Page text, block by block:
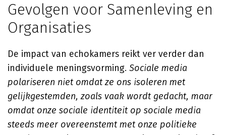
Gevolgen voor Samenleving en
Organisaties
De impact van echokamers reikt ver verder dan
individuele meningsvorming. Sociale media
polariseren niet omdat ze ons isoleren met
gelijkgestemden, zoals vaak wordt gedacht, maar
omdat onze sociale identiteit op sociale media
steeds meer overeenstemt met onze politieke